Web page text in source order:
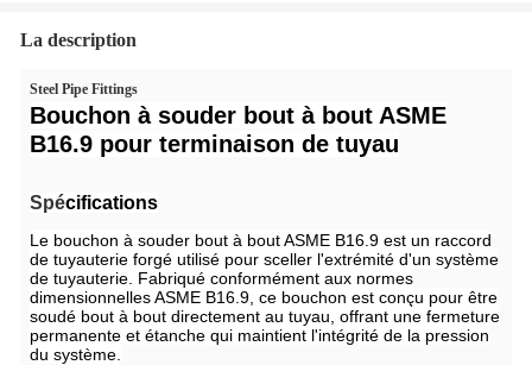
La description
Steel Pipe Fittings
Bouchon à souder bout à bout ASME
B16.9 pour terminaison de tuyau
Spécifications
Le bouchon à souder bout à bout ASME B16.9 est un raccord
de tuyauterie forgé utilisé pour sceller l'extrémité d'un système
de tuyauterie. Fabriqué conformément aux normes
dimensionnelles ASME B16.9, ce bouchon est conçu pour être
soudé bout à bout directement au tuyau, offrant une fermeture
permanente et étanche qui maintient l'intégrité de la pression
du système.